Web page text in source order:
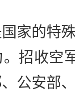
的特殊
招收空
公安部